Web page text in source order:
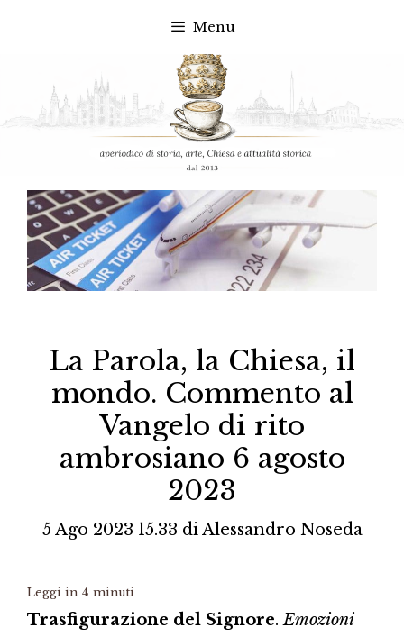
contenuto
Menu
La Parola, la Chiesa, il
mondo. Commento al
Vangelo di rito
ambrosiano 6 agosto
2023
5 Ago 2023 15.33 diAlessandro Noseda
Leggi in 4 minuti
Trasfigurazione del Signore.Emozioni